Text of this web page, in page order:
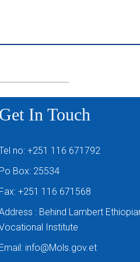
Get In Touch
no: +251 116 671792
Po Box: 25534
Fax: +251 116 671568
: Behind Lambert
Institute
Email: info@Mols.gov.et